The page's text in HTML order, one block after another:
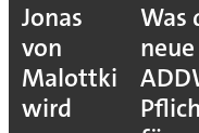
Jonas
von
Malottki
wird
Was
neue